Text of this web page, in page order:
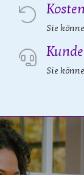
Sie
Sie